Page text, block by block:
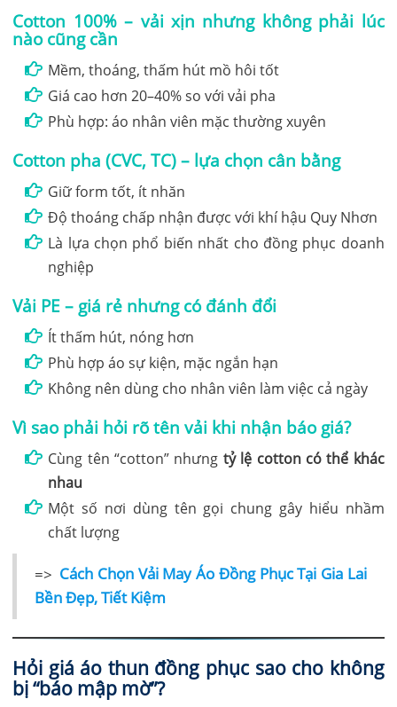
Cotton 100% – vải xịn nhưng không phải lúc
nào cũng cần
Mềm, thoáng, thấm hút mồ hôi tốt
Giá cao hơn 20–40% so với vải pha
Phù hợp: áo nhân viên mặc thường xuyên
Cotton pha (CVC, TC) – lựa chọn cân bằng
Giữ form tốt, ít nhăn
Độ thoáng chấp nhận được với khí hậu Quy Nhơn
Là lựa chọn phổ biến nhất cho đồng phục doanh
nghiệp
Vải PE – giá rẻ nhưng có đánh đổi
Ít thấm hút, nóng hơn
Phù hợp áo sự kiện, mặc ngắn hạn
Không nên dùng cho nhân viên làm việc cả ngày
Vì sao phải hỏi rõ tên vải khi nhận báo giá?
Cùng tên “cotton” nhưng tỷ lệ cotton có thể khác
nhau
Một số nơi dùng tên gọi chung gây hiểu nhầm
chất lượng
=> Cách Chọn Vải May Áo Đồng Phục Tại Gia Lai
Bền Đẹp, Tiết Kiệm
Hỏi giá áo thun đồng phục sao cho không
bị “báo mập mờ”?